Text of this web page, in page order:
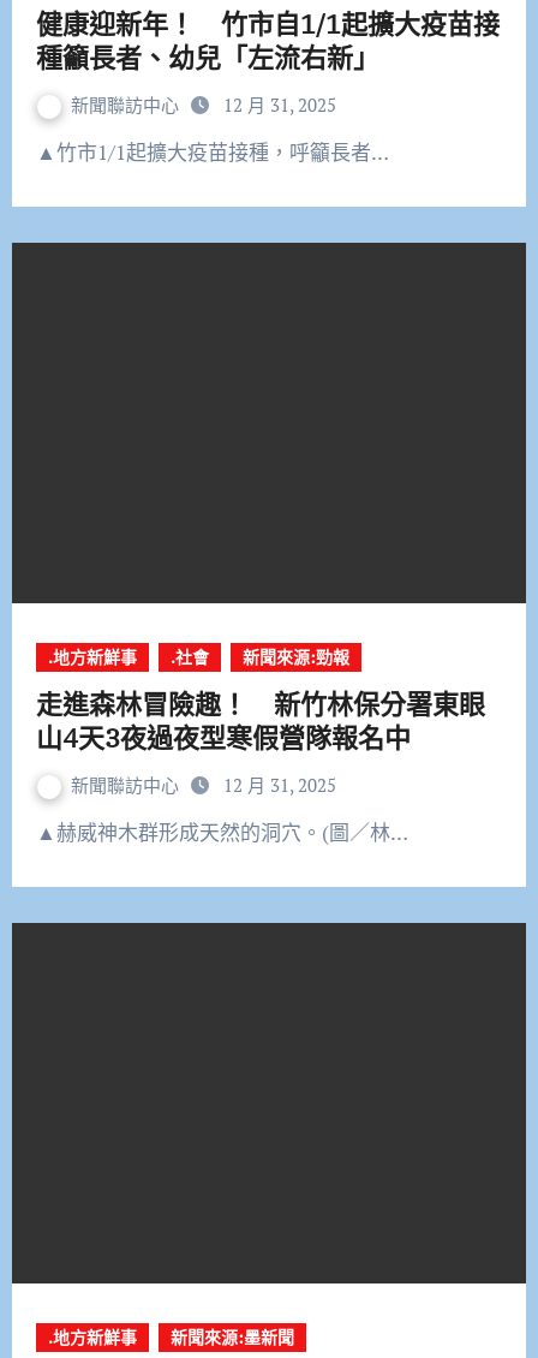
健康迎新年！ 竹市自1/1起擴大疫苗接
種籲長者、幼兒「左流右新」
新聞聯訪中心 12 月 31, 2025
▲竹市1/1起擴大疫苗接種，呼籲長者…
.地方新鮮事 .社會 新聞來源:勁報
走進森林冒險趣！ 新竹林保分署東眼
山4天3夜過夜型寒假營隊報名中
新聞聯訪中心 12 月 31, 2025
▲赫威神木群形成天然的洞穴。(圖／林…
.地方新鮮事 新聞來源:墨新聞